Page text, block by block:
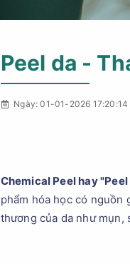
Peel da -
Ngày: 01-01-2026 17:20:14
Chemical Peel hay
phẩm hóa học có
thương của da như mụn,